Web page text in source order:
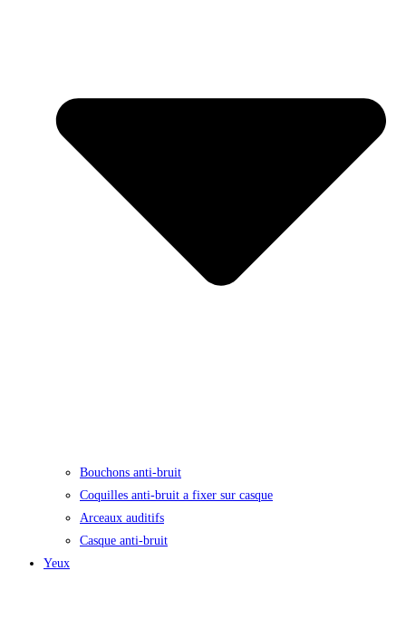
Bouchons anti-bruit
Coquilles anti-bruit a fixer sur casque
Arceaux auditifs
Casque anti-bruit
Yeux